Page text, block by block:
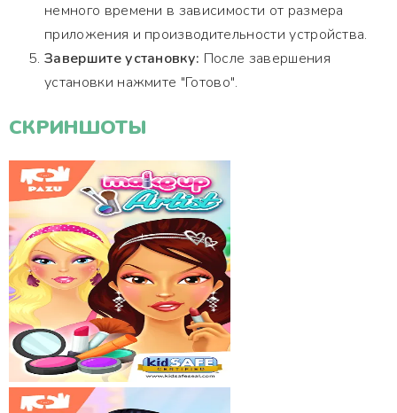
немного времени в зависимости от размера
приложения и производительности устройства.
Завершите установку: После завершения
установки нажмите "Готово".
СКРИНШОТЫ